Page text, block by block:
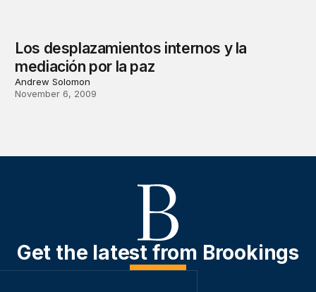
Los desplazamientos internos y la
mediación por la paz
Andrew Solomon
November 6, 2009
Get the latest from Brookings